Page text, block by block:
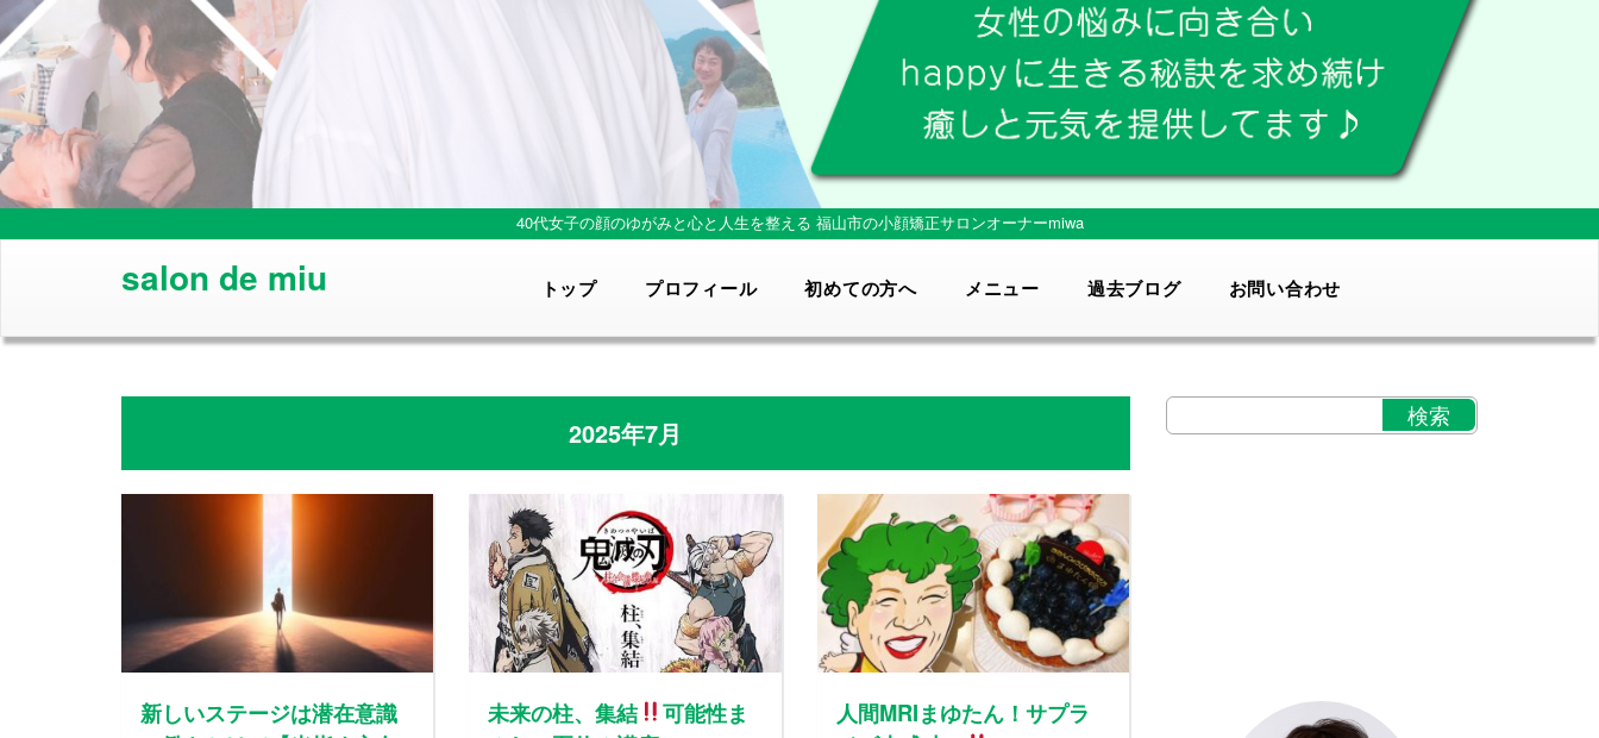
40代女子の顔のゆがみと心と人生を整える 福山市の小顔矯正サロンオーナーmiwa
salon de miu トップ プロフィール 初めての方へ メニュー 過去ブログ お問い合わせ
2025年7月
新しいステージは潜在意識
未来の柱、集結
可能性ま
人間MRIまゆたん！サプラ